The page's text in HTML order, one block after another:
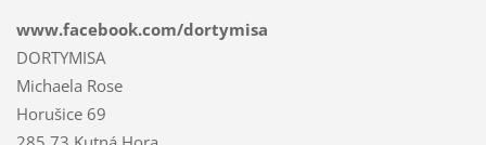
www.facebook.com/dortymisa
DORTYMISA
Michaela Rose
Horušice 69